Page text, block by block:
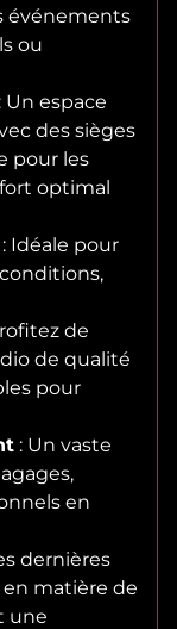
événements
ou
: Un espace
des sièges
pour les
optimal
: Idéale pour
de
de qualité
pour
: Un vaste
en
dernières
matière de
une